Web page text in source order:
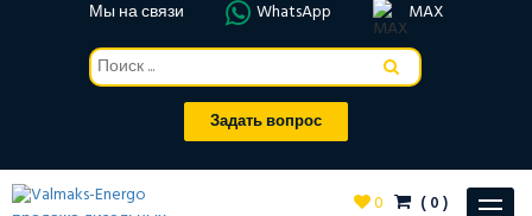
Мы на связи
WhatsApp MAX
Задать вопрос
Toggle
0 (0)